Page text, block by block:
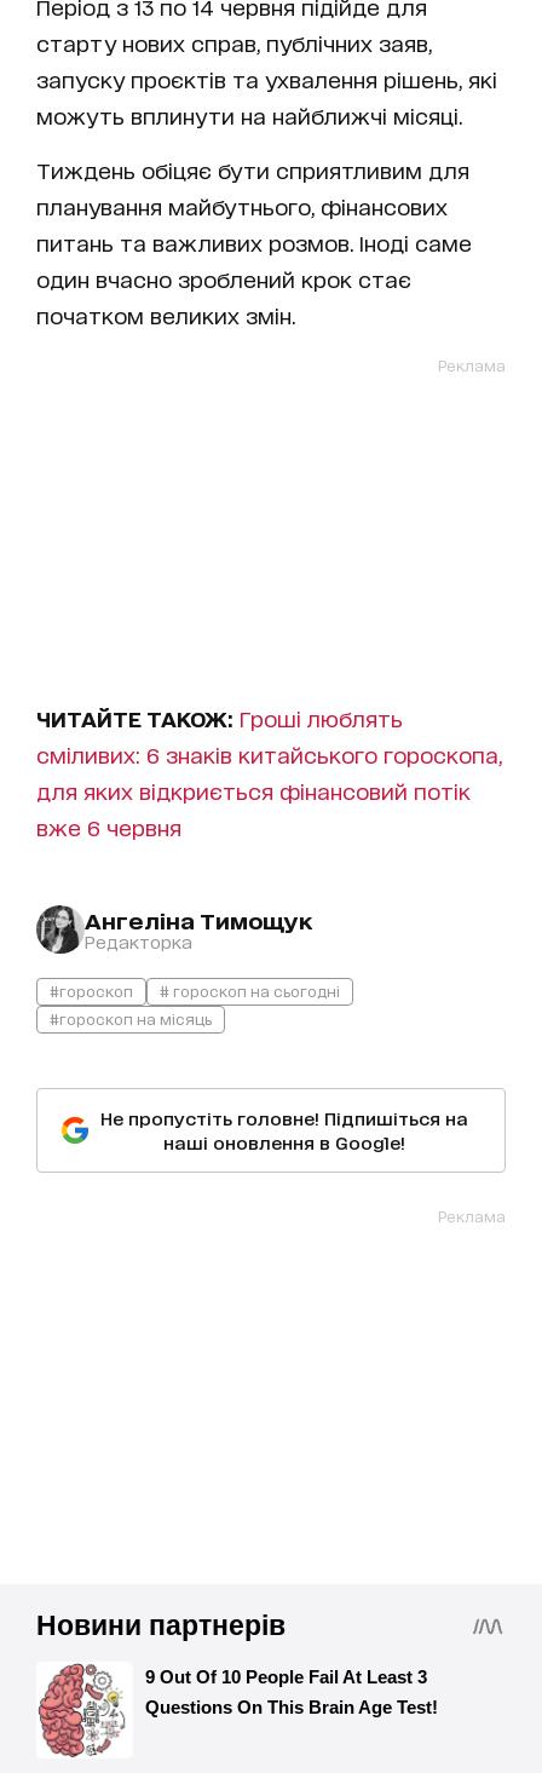
Період з 13 по 14 червня підійде для
старту нових справ, публічних заяв,
запуску проєктів та ухвалення рішень, які
можуть вплинути на найближчі місяці.
Тиждень обіцяє бути сприятливим для
планування майбутнього, фінансових
питань та важливих розмов. Іноді саме
один вчасно зроблений крок стає
початком великих змін.
Реклама
ЧИТАЙТЕ ТАКОЖ: Гроші люблять
сміливих: 6 знаків китайського гороскопа,
для яких відкриється фінансовий потік
вже 6 червня
Ангеліна Тимощук
Редакторка
#гороскоп
# гороскоп на сьогодні
#гороскоп на місяць
Не пропустіть головне! Підпишіться на
наші оновлення в Google!
Реклама